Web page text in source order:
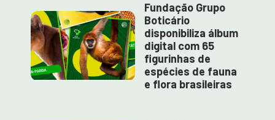
Fundação Grupo
Boticário
disponibiliza álbum
digital com 65
figurinhas de
espécies de fauna
e flora brasileiras